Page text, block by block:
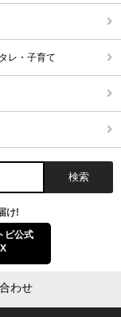
レ・子育て
け!
ピ公式
X
わせ